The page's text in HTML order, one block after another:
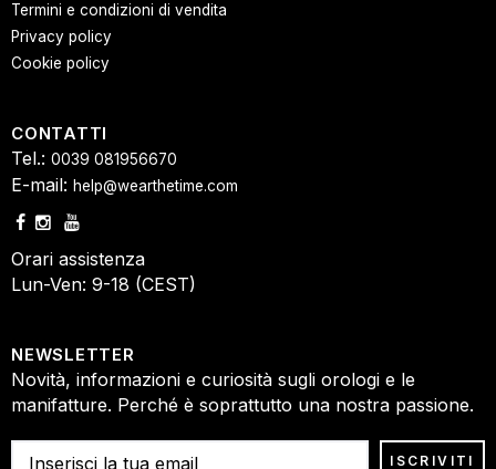
Termini e condizioni di vendita
Privacy policy
Cookie policy
CONTATTI
Tel.: 0039 081956670
E-mail: help@wearthetime.com
Orari assistenza
Lun-Ven: 9-18 (CEST)
NEWSLETTER
Novità, informazioni e curiosità sugli orologi e le
manifatture. Perché è soprattutto una nostra passione.